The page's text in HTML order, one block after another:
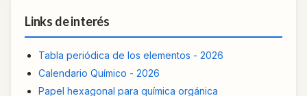
Links de interés
Tabla periódica de los elementos - 2026
Calendario Químico - 2026
Papel hexagonal para química orgánica